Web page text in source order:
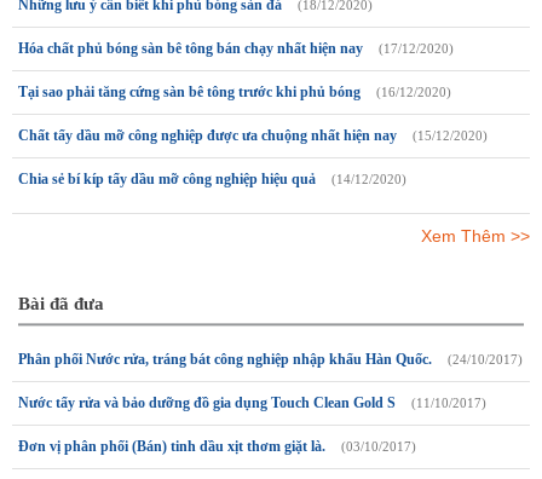
Những lưu ý cần biết khi phủ bóng sàn đá (18/12/2020)
Hóa chất phủ bóng sàn bê tông bán chạy nhất hiện nay (17/12/2020)
Tại sao phải tăng cứng sàn bê tông trước khi phủ bóng (16/12/2020)
Chất tẩy dầu mỡ công nghiệp được ưa chuộng nhất hiện nay (15/12/2020)
Chia sẻ bí kíp tẩy dầu mỡ công nghiệp hiệu quả (14/12/2020)
Xem Thêm >>
Bài đã đưa
Phân phối Nước rửa, tráng bát công nghiệp nhập khẩu Hàn Quốc. (24/10/2017)
Nước tẩy rửa và bảo dưỡng đồ gia dụng Touch Clean Gold S (11/10/2017)
Đơn vị phân phối (Bán) tinh dầu xịt thơm giặt là. (03/10/2017)